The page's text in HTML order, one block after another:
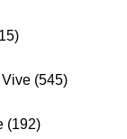
(545)
(192)